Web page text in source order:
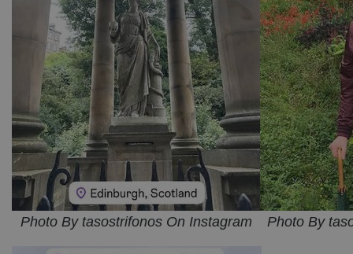
Photo By tasostrifonos On Instagram Photo By